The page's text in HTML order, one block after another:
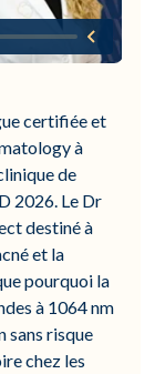
certifiée et
à
de
2026. Le Dr
destiné à
et la
pourquoi la
à 1064 nm
sans risque
chez les